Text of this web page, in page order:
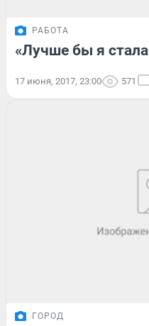
РАБОТА
«Лучше бы я
17 июня, 2017, 23:00 571
ГОРОД